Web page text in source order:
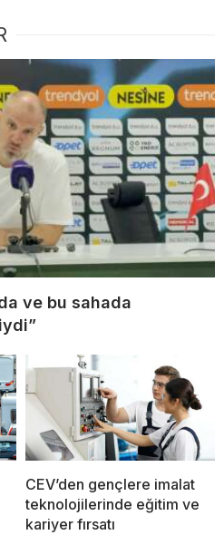
ve bu sahada
CEV’den gençlere imalat
teknolojilerinde eğitim ve
kariyer fırsatı